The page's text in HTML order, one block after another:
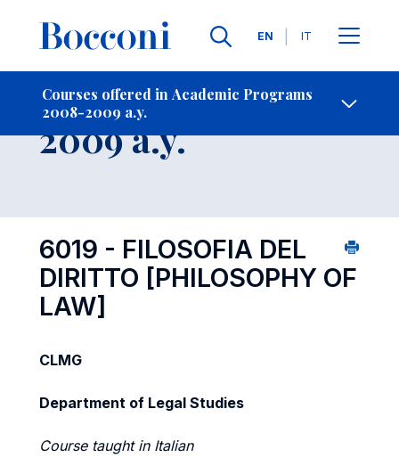
Languages
EN IT
Courses offered in Academic Programs
2008-2009 a.y.
- Contact Us
Course 2008-
2009 a.y.
6019 - FILOSOFIA DEL
DIRITTO [PHILOSOPHY OF
LAW]
CLMG
Department of Legal Studies
Course taught in Italian